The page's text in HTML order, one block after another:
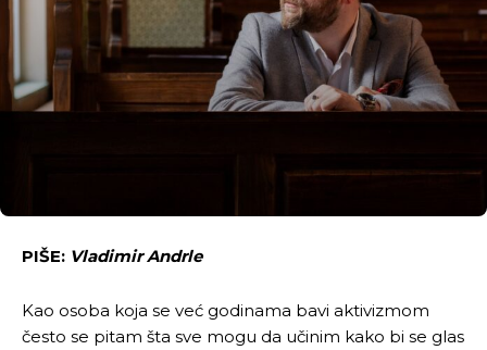
PIŠE: Vladimir Andrle
Kao osoba koja se već godinama bavi aktivizmom
često se pitam šta sve mogu da učinim kako bi se glas